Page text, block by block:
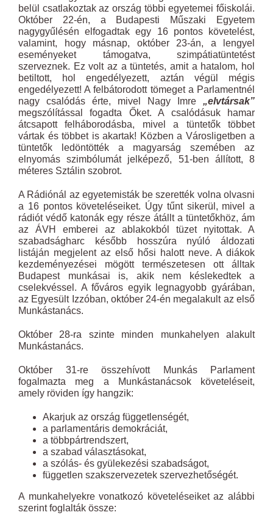
belül csatlakoztak az ország többi egyetemei főiskolái.
Október 22-én, a Budapesti Műszaki Egyetem
nagygyűlésén elfogadtak egy 16 pontos követelést,
valamint, hogy másnap, október 23-án, a lengyel
eseményeket támogatva, szimpátiatüntetést
szerveznek. Ez volt az a tüntetés, amit a hatalom, hol
betiltott, hol engedélyezett, aztán végül mégis
engedélyezett! A felbátorodott tömeget a Parlamentnél
nagy csalódás érte, mivel Nagy Imre „elvtársak”
megszólítással fogadta Őket. A csalódásuk hamar
átcsapott felháborodásba, mivel a tüntetők többet
vártak és többet is akartak! Közben a Városligetben a
tüntetők ledöntötték a magyarság szemében az
elnyomás szimbólumát jelképező, 51-ben állított, 8
méteres Sztálin szobrot.
A Rádiónál az egyetemisták be szerették volna olvasni
a 16 pontos követeléseiket. Úgy tűnt sikerül, mivel a
rádiót védő katonák egy része átállt a tüntetőkhöz, ám
az ÁVH emberei az ablakokból tüzet nyitottak. A
szabadságharc később hosszúra nyúló áldozati
listáján megjelent az első hősi halott neve. A diákok
kezdeményezései mögött természetesen ott álltak
Budapest munkásai is, akik nem késlekedtek a
cselekvéssel. A főváros egyik legnagyobb gyárában,
az Egyesült Izzóban, október 24-én megalakult az első
Munkástanács.
Október 28-ra szinte minden munkahelyen alakult
Munkástanács.
Október 31-re összehívott Munkás Parlament
fogalmazta meg a Munkástanácsok követeléseit,
amely röviden így hangzik:
Akarjuk az ország függetlenségét,
a parlamentáris demokráciát,
a többpártrendszert,
a szabad választásokat,
a szólás- és gyülekezési szabadságot,
független szakszervezetek szervezhetőségét.
A munkahelyekre vonatkozó követeléseiket az alábbi
szerint foglalták össze: